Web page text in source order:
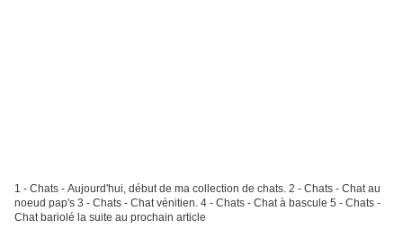
1 - Chats - Aujourd'hui, début de ma collection de chats. 2 - Chats - Chat au
noeud pap's 3 - Chats - Chat vénitien. 4 - Chats - Chat à bascule 5 - Chats -
Chat bariolé la suite au prochain article